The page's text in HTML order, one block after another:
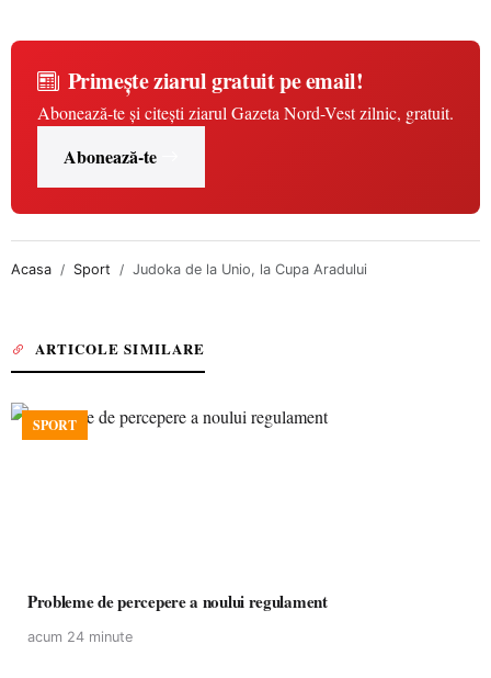
Primește ziarul gratuit pe email!
Abonează-te și citești ziarul Gazeta Nord-Vest zilnic, gratuit.
Abonează-te
Acasa Sport Judoka de la Unio, la Cupa Aradului
ARTICOLE SIMILARE
SPORT
Probleme de percepere a noului regulament
acum 24 minute